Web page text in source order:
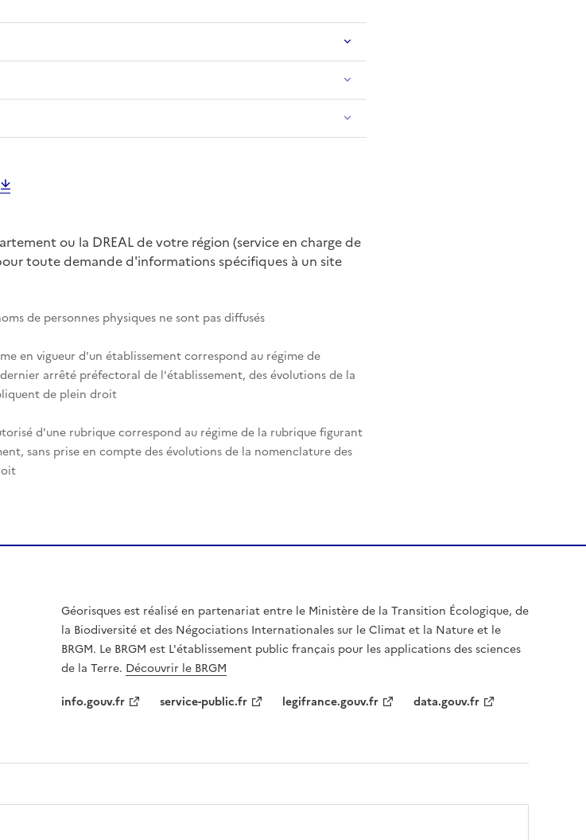
ou la DREAL de votre région (service en charge de
toute demande d'informations spécifiques à un site
de personnes physiques ne sont pas diffusés
en vigueur d'un établissement correspond au régime de
arrêté préfectoral de l'établissement, des évolutions de la
de plein droit
d'une rubrique correspond au régime de la rubrique figurant
sans prise en compte des évolutions de la nomenclature des
Géorisques est réalisé en partenariat entre le Ministère de la Transition Écologique, de
la Biodiversité et des Négociations Internationales sur le Climat et la Nature et le
BRGM. Le BRGM est L'établissement public français pour les applications des sciences
de la Terre. Découvrir le BRGM
info.gouv.fr
service-public.fr legifrance.gouv.fr data.gouv.fr